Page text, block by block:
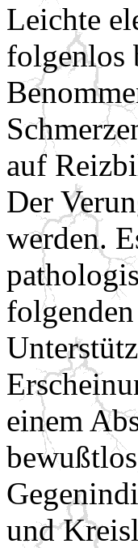
Leichte
folgenlos
auf
Der
werden.
einem
und